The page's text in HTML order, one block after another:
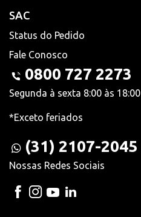
SAC
Status do Pedido
Fale Conosco
0800 727 2273
Segunda à sexta 8:00 às 18:00
*Exceto feriados
(31) 2107-2045
Nossas Redes Sociais